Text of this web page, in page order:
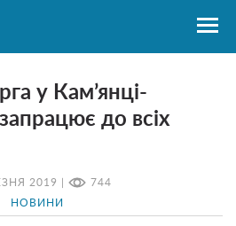
2019 | 744
НОВИНИ
у Кам’янці-
до всіх